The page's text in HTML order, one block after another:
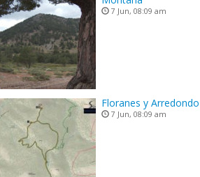
7 Jun, 08:09 am
Floranes y Arredondo
7 Jun, 08:09 am